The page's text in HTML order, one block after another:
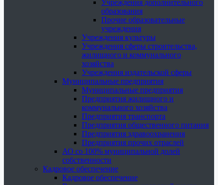
Учреждения дополнительного
образования
Прочие образовательные
учреждения
Учреждения культуры
Учреждения сферы строительства,
жилищного и коммунального
хозяйства
Учреждения издательской сферы
Муниципальные предприятия
Муниципальные предприятия
Предприятия жилищного и
коммунального хозяйства
Предприятия транспорта
Предприятия общественного питания
Предприятия здравоохранения
Предприятия прочих отраслей
АО со 100% муниципальной долей
собственности
Кадровое обеспечение
Кадровое обеспечение